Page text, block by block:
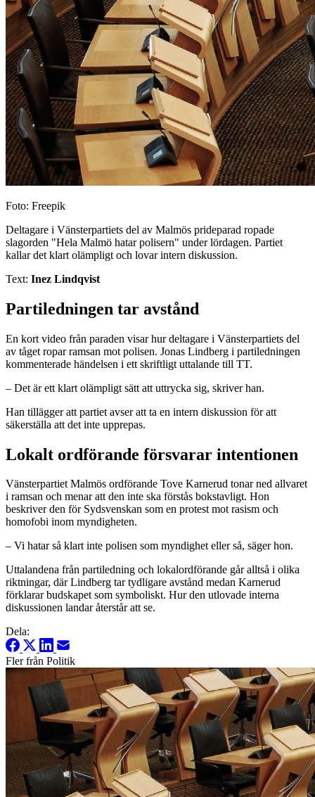
Foto: Freepik
Deltagare i Vänsterpartiets del av Malmös prideparad ropade
slagorden "Hela Malmö hatar polisern" under lördagen. Partiet
kallar det klart olämpligt och lovar intern diskussion.
Text: Inez Lindqvist
Partiledningen tar avstånd
En kort video från paraden visar hur deltagare i Vänsterpartiets del
av tåget ropar ramsan mot polisen. Jonas Lindberg i partiledningen
kommenterade händelsen i ett skriftligt uttalande till TT.
– Det är ett klart olämpligt sätt att uttrycka sig, skriver han.
Han tillägger att partiet avser att ta en intern diskussion för att
säkerställa att det inte upprepas.
Lokalt ordförande försvarar intentionen
Vänsterpartiet Malmös ordförande Tove Karnerud tonar ned allvaret
i ramsan och menar att den inte ska förstås bokstavligt. Hon
beskriver den för Sydsvenskan som en protest mot rasism och
homofobi inom myndigheten.
– Vi hatar så klart inte polisen som myndighet eller så, säger hon.
Uttalandena från partiledning och lokalordförande går alltså i olika
riktningar, där Lindberg tar tydligare avstånd medan Karnerud
förklarar budskapet som symboliskt. Hur den utlovade interna
diskussionen landar återstår att se.
Dela:
Fler från Politik